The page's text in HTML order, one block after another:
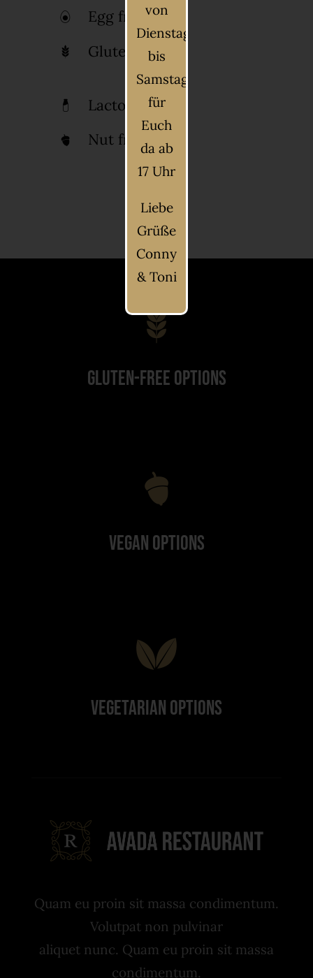
Egg free
Gluten free
Lactose free
Nut free
Gluten-Free Options
Vegan Options
Vegetarian Options
Quam eu proin sit massa condimentum.
Volutpat non pulvinar
aliquet nunc. Quam eu proin sit massa
condimentum.
von
Dienstag
bis
Samstag
für
Euch
da ab
17 Uhr
Liebe
Grüße
Conny
& Toni